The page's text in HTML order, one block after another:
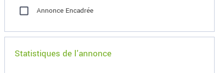
Annonce Encadrée
Statistiques de l'annonce